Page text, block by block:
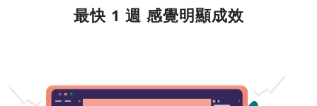
最快 1 週 感覺明顯成效